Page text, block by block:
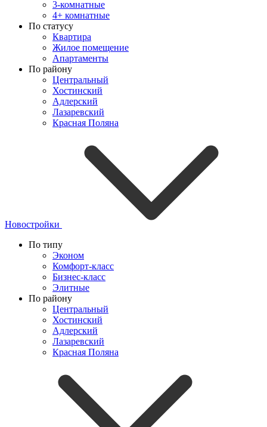
3-комнатные
4+ комнатные
По статусу
Квартира
Жилое помещение
Апартаменты
По району
Центральный
Хостинский
Адлерский
Лазаревский
Красная Поляна
Новостройки
По типу
Эконом
Комфорт-класс
Бизнес-класс
Элитные
По району
Центральный
Хостинский
Адлерский
Лазаревский
Красная Поляна